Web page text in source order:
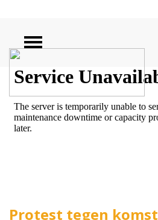
ZOEKEN
Protest tegen komst